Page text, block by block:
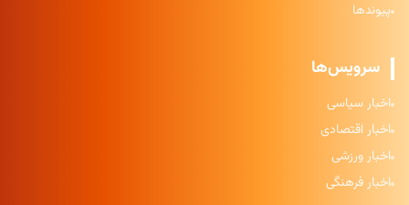
پیوندها
سرویس‌ها
اخبار سیاسی
اخبار اقتصادی
اخبار ورزشی
اخبار فرهنگی